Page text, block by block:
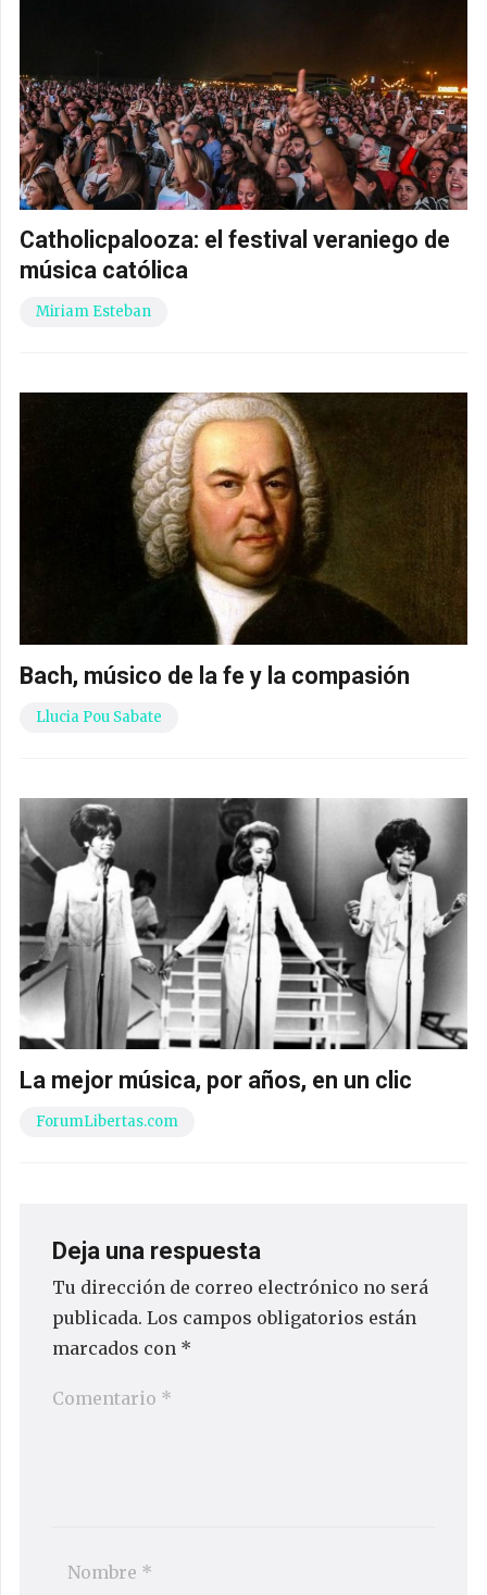
Catholicpalooza: el festival veraniego de
música católica
Miriam Esteban
Bach, músico de la fe y la compasión
Llucia Pou Sabate
La mejor música, por años, en un clic
ForumLibertas.com
Deja una respuesta
Tu dirección de correo electrónico no será
publicada. Los campos obligatorios están
marcados con *